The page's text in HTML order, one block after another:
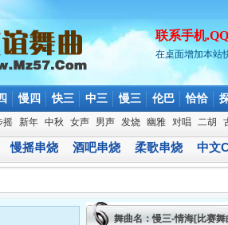
联系手机
在桌面增加本站
慢四 快三 中三 慢三 伦巴 恰恰
摇 新年 中秋 女声 男声 发烧 幽雅 对唱 二胡
慢摇串烧 酒吧串烧 柔歌串烧 中文
舞曲名：慢三-情海[比赛